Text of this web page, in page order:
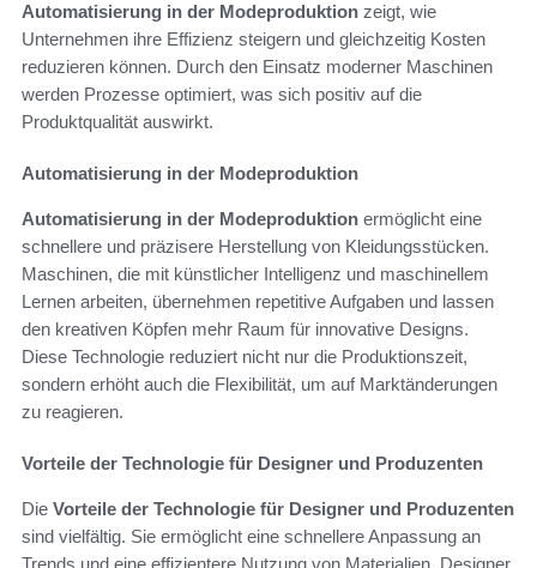
Automatisierung in der Modeproduktion zeigt, wie
Unternehmen ihre Effizienz steigern und gleichzeitig Kosten
reduzieren können. Durch den Einsatz moderner Maschinen
werden Prozesse optimiert, was sich positiv auf die
Produktqualität auswirkt.
Automatisierung in der Modeproduktion
Automatisierung in der Modeproduktion ermöglicht eine
schnellere und präzisere Herstellung von Kleidungsstücken.
Maschinen, die mit künstlicher Intelligenz und maschinellem
Lernen arbeiten, übernehmen repetitive Aufgaben und lassen
den kreativen Köpfen mehr Raum für innovative Designs.
Diese Technologie reduziert nicht nur die Produktionszeit,
sondern erhöht auch die Flexibilität, um auf Marktänderungen
zu reagieren.
Vorteile der Technologie für Designer und Produzenten
Die Vorteile der Technologie für Designer und Produzenten
sind vielfältig. Sie ermöglicht eine schnellere Anpassung an